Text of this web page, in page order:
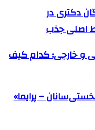
دکتری در
و خارجی؛ کدام کیف
– پرایما»